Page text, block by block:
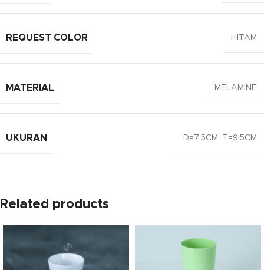
REQUEST COLOR HITAM
MATERIAL MELAMINE
UKURAN D=7.5CM. T=9.5CM
Related products